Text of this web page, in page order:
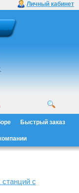
Личный кабинет
Быстрый заказ
с